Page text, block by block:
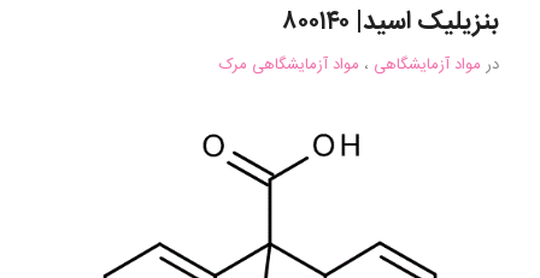
بنزیلیک اسید| ۸۰۰۱۴۰
در مواد آزمایشگاهی ، مواد آزمایشگاهی مرک